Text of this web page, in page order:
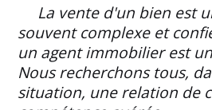
La vente d'un bien est
souvent complexe et
un agent immobilier est
Nous recherchons tous,
situation, une relation de